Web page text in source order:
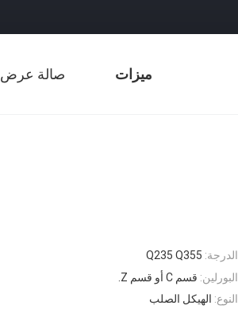
ميزات صالة عرض
الدرجة: Q235 Q355
البورلين: قسم C أو قسم Z.
النوع: الهيكل الصلب